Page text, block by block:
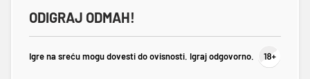
ODIGRAJ ODMAH!
Igre na sreću mogu dovesti do ovisnosti. Igraj odgovorno.